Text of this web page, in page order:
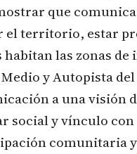
que
territorio, estar
las zonas de
y Autopista
a una visión
social y vínculo
comunitaria